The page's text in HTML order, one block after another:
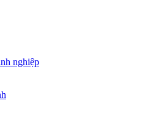
nghiệp